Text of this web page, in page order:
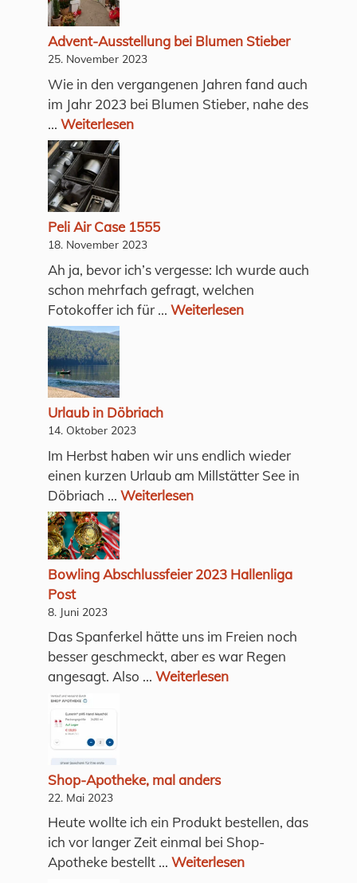
Advent-Ausstellung bei Blumen Stieber
25. November 2023
Wie in den vergangenen Jahren fand auch
im Jahr 2023 bei Blumen Stieber, nahe des
... Weiterlesen
Peli Air Case 1555
18. November 2023
Ah ja, bevor ich’s vergesse: Ich wurde auch
schon mehrfach gefragt, welchen
Fotokoffer ich für ... Weiterlesen
Urlaub in Döbriach
14. Oktober 2023
Im Herbst haben wir uns endlich wieder
einen kurzen Urlaub am Millstätter See in
Döbriach ... Weiterlesen
Bowling Abschlussfeier 2023 Hallenliga
Post
8. Juni 2023
Das Spanferkel hätte uns im Freien noch
besser geschmeckt, aber es war Regen
angesagt. Also ... Weiterlesen
Shop-Apotheke, mal anders
22. Mai 2023
Heute wollte ich ein Produkt bestellen, das
ich vor langer Zeit einmal bei Shop-
Apotheke bestellt ... Weiterlesen